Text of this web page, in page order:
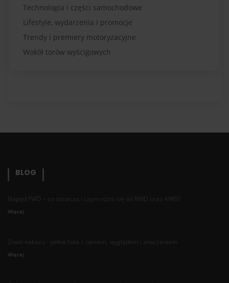
Technologia i części samochodowe
Lifestyle, wydarzenia i promocje
Trendy i premiery motoryzacyjne
Wokół torów wyścigowych
BLOG
Napęd FWD – co oznacza i czym różni się od RWD oraz AWD?
Więcej
Znaki nakazu - pełna lista z opisem, wyglądem i znaczeniem
Więcej